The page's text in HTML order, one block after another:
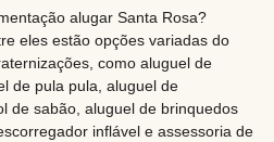
alugar Santa Rosa?
eles estão opções variadas do
como aluguel de
de pula pula, aluguel de
de sabão, aluguel de brinquedos
inflável e assessoria de